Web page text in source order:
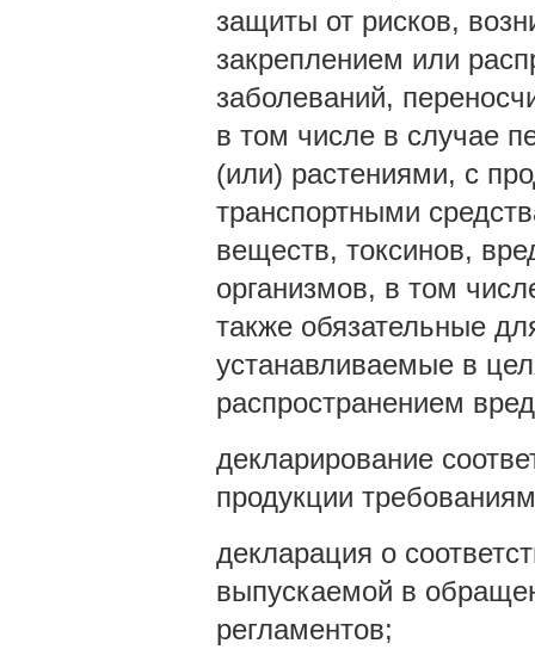
защиты от рисков,
закреплением или
заболеваний,
в том числе в случае
(или) растениями, с
транспортными
веществ, токсинов,
организмов, в том
также обязательные
устанавливаемые в
распространением
декларирование
продукции
декларация о
выпускаемой в
регламентов;